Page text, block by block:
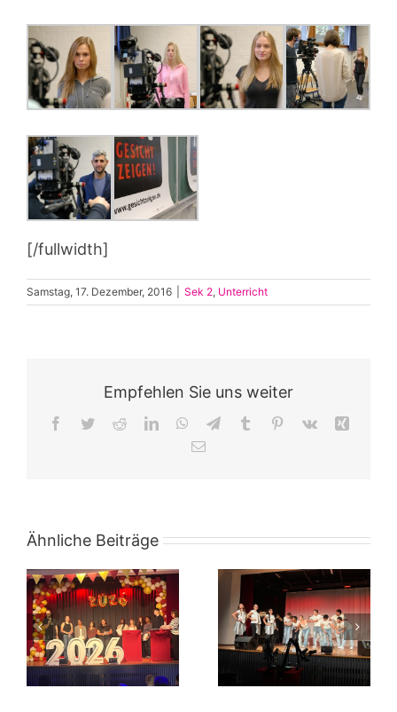
[/fullwidth]
Samstag, 17. Dezember, 2016 Sek 2, Unterricht
Empfehlen Sie uns weiter
Facebook
TwitterRedditLinkedInWhatsApp
TelegramTumblr Pinterest
Vk
E-
Ähnliche Beiträge